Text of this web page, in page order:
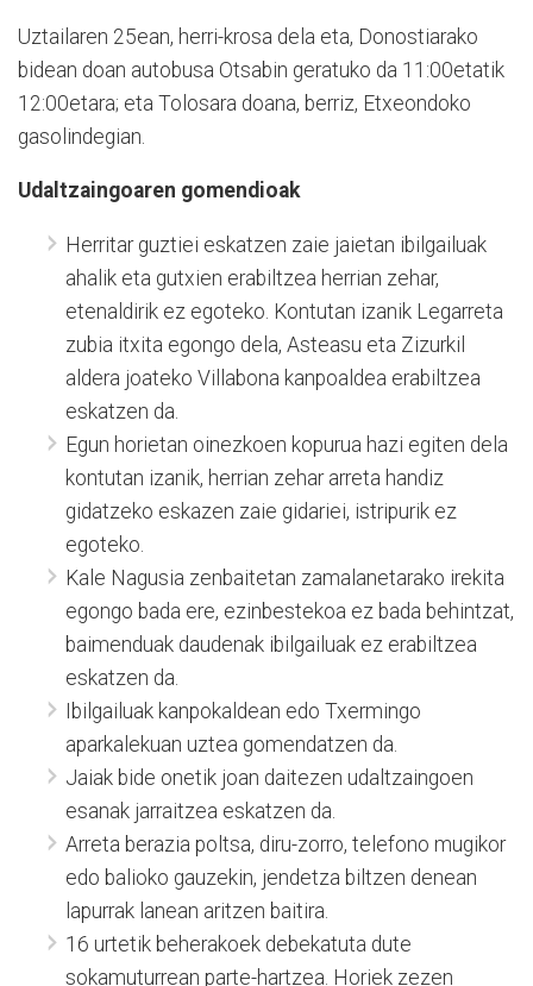
Uztailaren 25ean, herri-krosa dela eta, Donostiarako
bidean doan autobusa Otsabin geratuko da 11:00etatik
12:00etara; eta Tolosara doana, berriz, Etxeondoko
gasolindegian.
Udaltzaingoaren gomendioak
Herritar guztiei eskatzen zaie jaietan ibilgailuak
ahalik eta gutxien erabiltzea herrian zehar,
etenaldirik ez egoteko. Kontutan izanik Legarreta
zubia itxita egongo dela, Asteasu eta Zizurkil
aldera joateko Villabona kanpoaldea erabiltzea
eskatzen da.
Egun horietan oinezkoen kopurua hazi egiten dela
kontutan izanik, herrian zehar arreta handiz
gidatzeko eskazen zaie gidariei, istripurik ez
egoteko.
Kale Nagusia zenbaitetan zamalanetarako irekita
egongo bada ere, ezinbestekoa ez bada behintzat,
baimenduak daudenak ibilgailuak ez erabiltzea
eskatzen da.
Ibilgailuak kanpokaldean edo Txermingo
aparkalekuan uztea gomendatzen da.
Jaiak bide onetik joan daitezen udaltzaingoen
esanak jarraitzea eskatzen da.
Arreta berazia poltsa, diru-zorro, telefono mugikor
edo balioko gauzekin, jendetza biltzen denean
lapurrak lanean aritzen baitira.
16 urtetik beherakoek debekatuta dute
sokamuturrean parte-hartzea. Horiek zezen